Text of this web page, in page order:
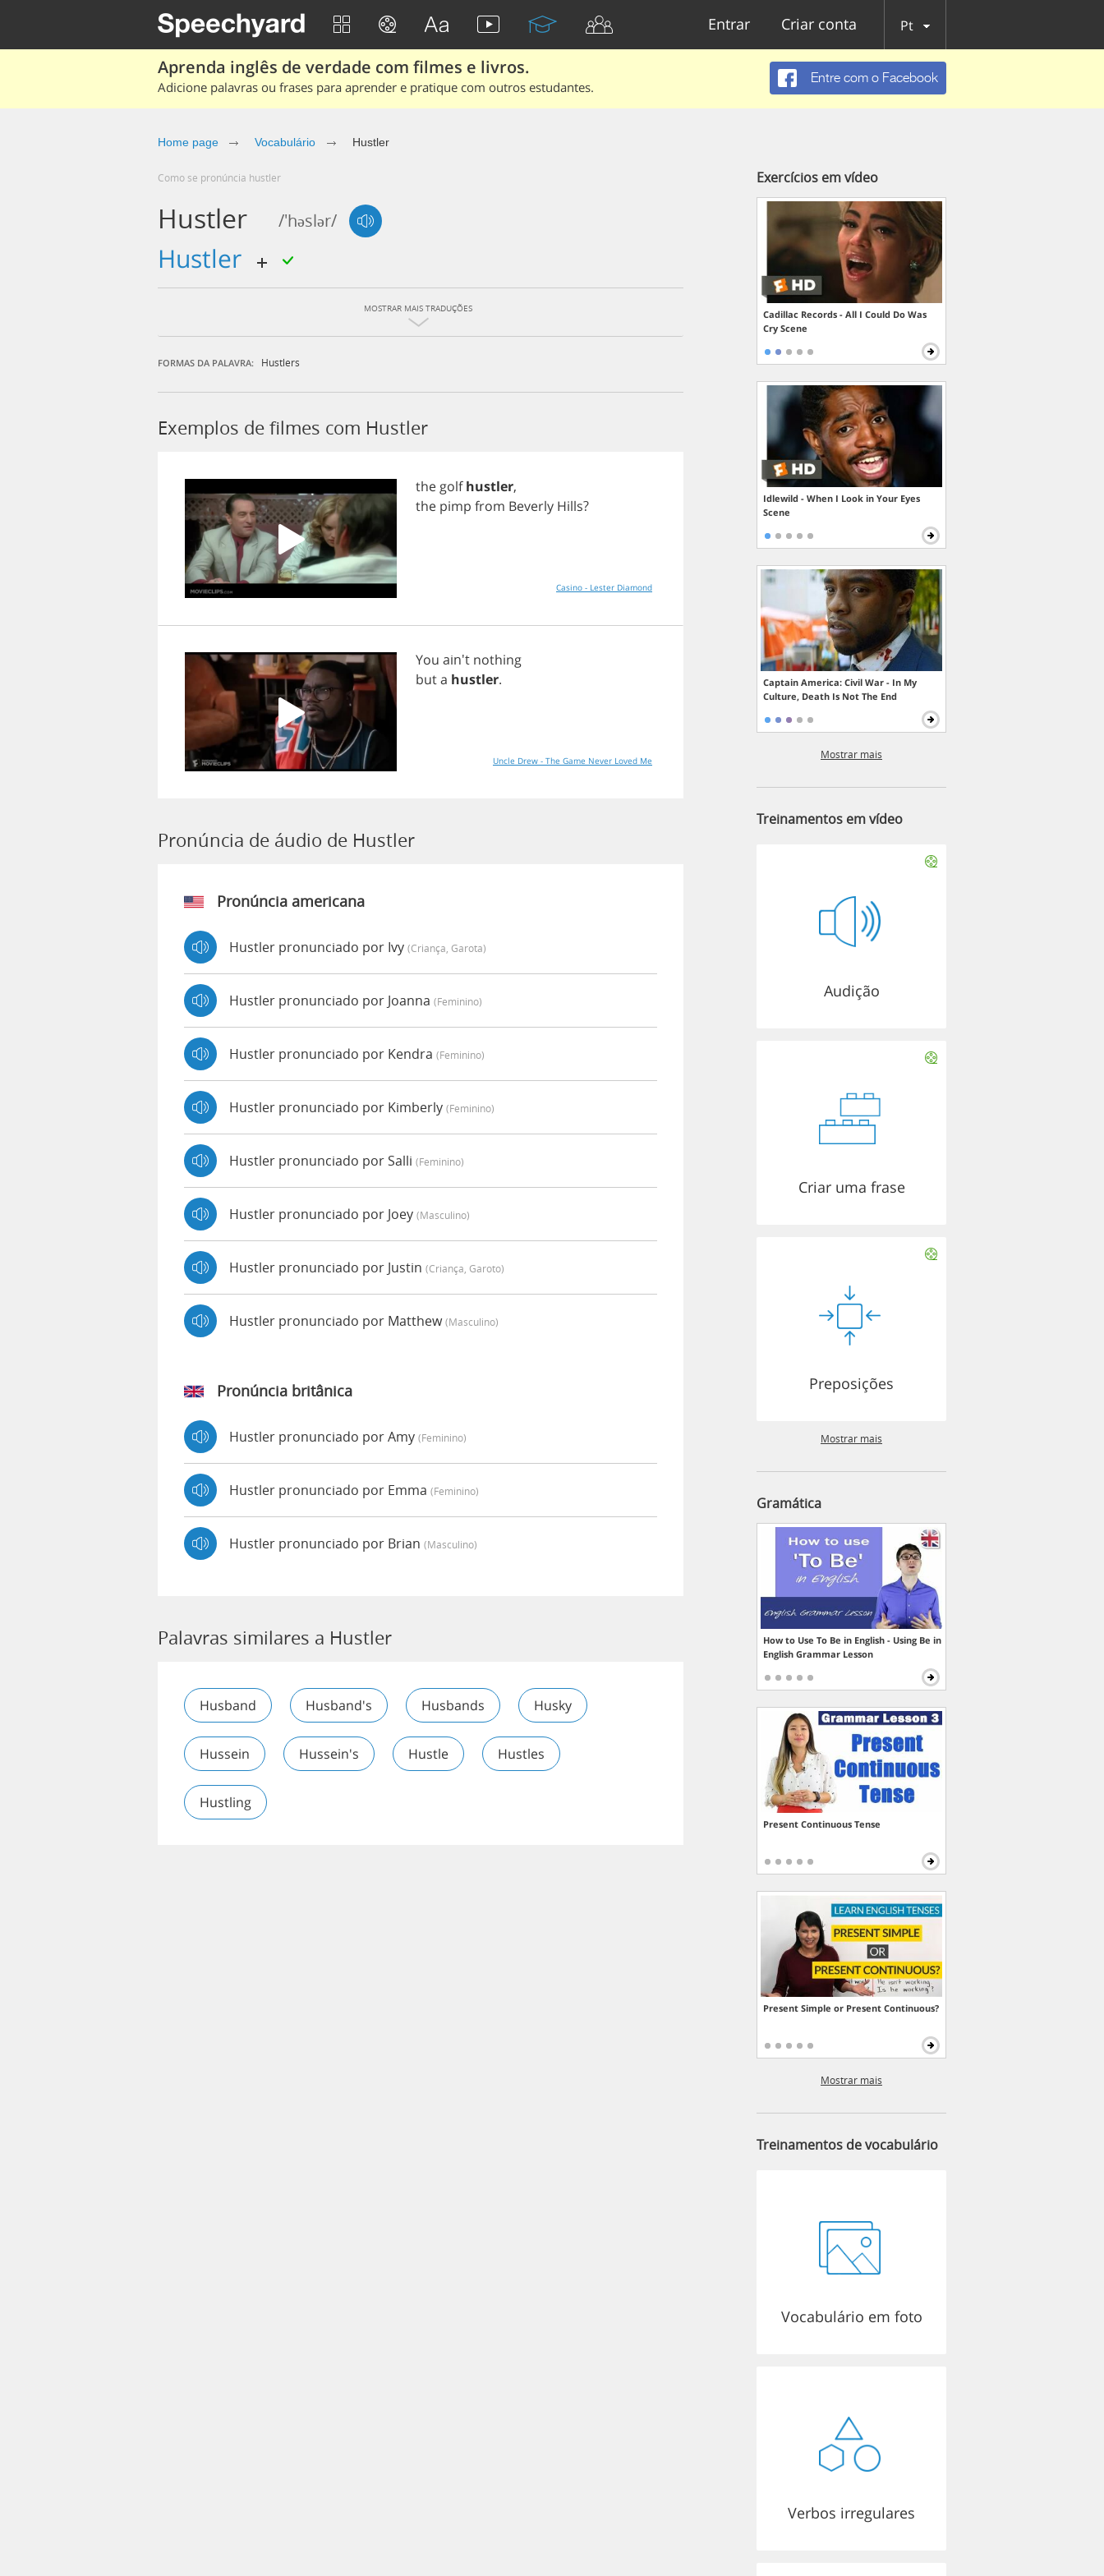
Entrar Criar conta Pt
Aprenda inglês de verdade com filmes e livros.
Adicione palavras ou frases para aprender e pratique com outros estudantes.
Entre com o Facebook
Home page Vocabulário Hustler
Como se pronúncia hustler
Hustler /'həslər/
hustler
MOSTRAR MAIS TRADUÇÕES
FORMAS DA PALAVRA: Hustlers
Exemplos de filmes com Hustler
the golf hustler,
the pimp from Beverly Hills?
Casino - Lester Diamond
You ain't nothing
buta hustler.
Uncle Drew - The Game Never Loved Me
Pronúncia de áudio de Hustler
Pronúncia americana
Hustler pronunciado por Ivy (criança, Garota)
Hustler pronunciado por Joanna (feminino)
Hustler pronunciado por Kendra (feminino)
Hustler pronunciado por Kimberly (feminino)
Hustler pronunciado por Salli (feminino)
Hustler pronunciado por Joey (masculino)
Hustler pronunciado por Justin (criança, Garoto)
Hustler pronunciado por Matthew(masculino)
Pronúncia britânica
Hustler pronunciado por Amy (feminino)
Hustler pronunciado por Emma (feminino)
Hustler pronunciado por Brian (masculino)
Palavras similares a Hustler
Husband Husband's Husbands Husky
Hussein Hussein's Hustle Hustles
Hustling
Exercícios em vídeo
Cadillac Records - All I Could Do Was
Cry Scene
Idlewild - When I Look in Your Eyes
Scene
Captain America: Civil War - In My
Culture, Death Is Not The End
Mostrar mais
Treinamentos em vídeo
Audição
Criar uma frase
Preposições
Mostrar mais
Gramática
How to Use To Be in English - Using Be in
English Grammar Lesson
Present Continuous Tense
Present Simple or Present Continuous?
Mostrar mais
Treinamentos de vocabulário
Vocabulário em foto
Verbos irregulares